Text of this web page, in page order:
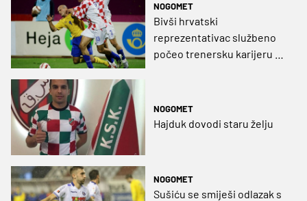
NOGOMET
Bivši hrvatski
reprezentativac službeno
počeo trenersku karijeru u
NOGOMET
Hajduk dovodi staru želju
NOGOMET
Sušiću se smiješi odlazak s